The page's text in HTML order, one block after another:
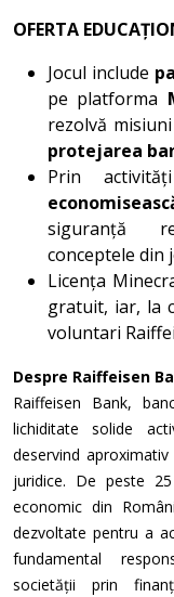
OFERTA
Jocul include
pe platforma
rezolvă
protejarea
Prin
siguranță
conceptele din
Licența
gratuit, iar, la
voluntari
Despre Raiffeisen
Raiffeisen Bank,
lichiditate solide
deservind
juridice. De peste
economic din
dezvoltate pentru a
fundamental
societății prin